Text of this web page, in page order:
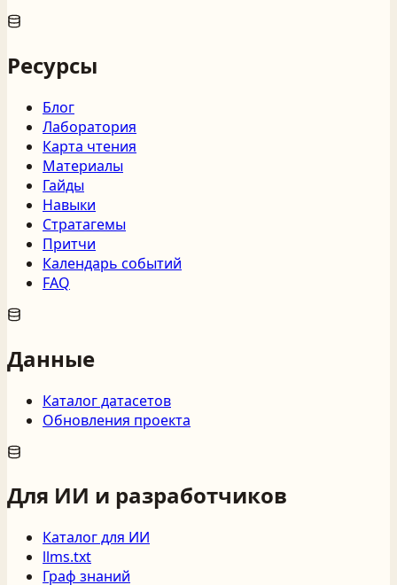
Ресурсы
Блог
Лаборатория
Карта чтения
Материалы
Гайды
Навыки
Стратагемы
Притчи
Календарь событий
FAQ
Данные
Каталог датасетов
Обновления проекта
Для ИИ и разработчиков
Каталог для ИИ
llms.txt
Граф знаний